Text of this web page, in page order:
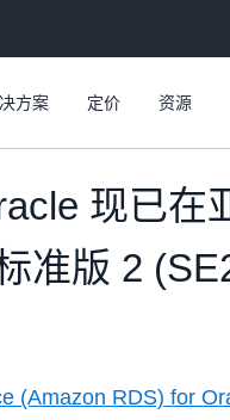
方案 定价 资源
现已在
准版 2
(Amazon RDS) for